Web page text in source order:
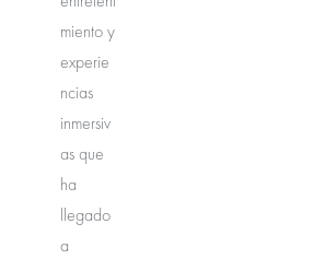
miento y
experie
ncias
inmersiv
as que
ha
llegado
a